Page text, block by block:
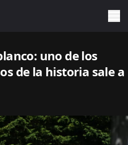
uno de los
de la historia sale a